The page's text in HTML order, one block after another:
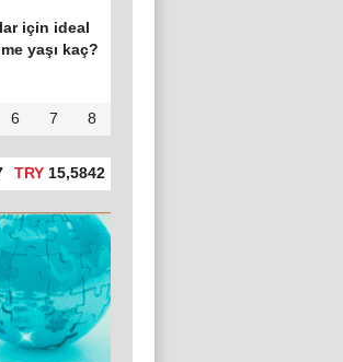
için ideal
yaşı kaç?
6 7 8
TRY15,5842